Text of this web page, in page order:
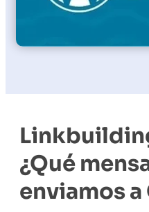
¿Qué
enviamos